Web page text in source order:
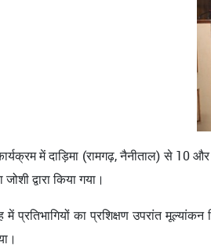
में दाड़िमा (रामगढ़, नैनीताल) से 10
द्वारा किया गया।
में प्रतिभागियों का प्रशिक्षण उपरांत